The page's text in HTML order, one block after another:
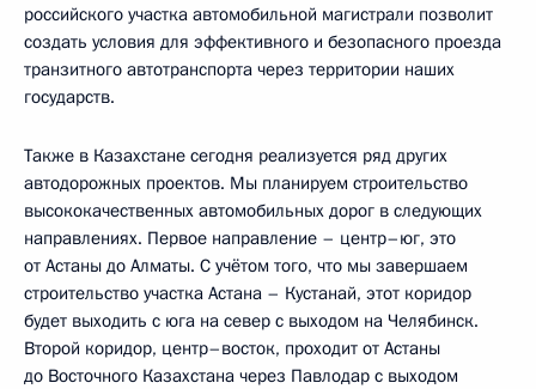
российского участка автомобильной магистрали позволит
создать условия для эффективного и безопасного проезда
транзитного автотранспорта через территории наших
государств.
Также в Казахстане сегодня реализуется ряд других
автодорожных проектов. Мы планируем строительство
высококачественных автомобильных дорог в следующих
направлениях. Первое направление – центр–юг, это
от Астаны до Алматы. С учётом того, что мы завершаем
строительство участка Астана – Кустанай, этот коридор
будет выходить с юга на север с выходом на Челябинск.
Второй коридор, центр–восток, проходит от Астаны
до Восточного Казахстана через Павлодар с выходом